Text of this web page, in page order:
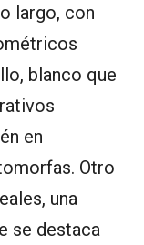
largo, con
blanco que
en
Otro
una
se destaca